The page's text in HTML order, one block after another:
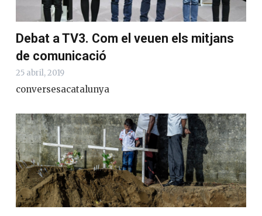
Debat a TV3. Com el veuen els mitjans
de comunicació
25 abril, 2019
conversesacatalunya